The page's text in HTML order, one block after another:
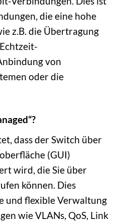
die eine hohe
z.B. die Übertragung
von
oder die
dass der Switch über
(GUI)
wird, die Sie über
können. Dies
und flexible Verwaltung
wie VLANs, QoS, Link